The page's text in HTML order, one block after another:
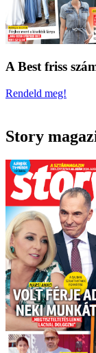
A Best friss
Rendeld meg!
Story